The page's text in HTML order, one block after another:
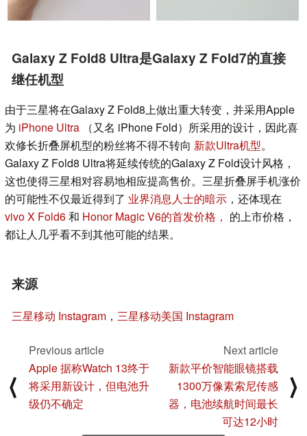
Galaxy Z Fold8 Ultra是Galaxy Z Fold7的直接
继任机型
由于三星将在Galaxy Z Fold8上做出重大转变，并采用Apple
为 iPhone Ultra （又名 iPhone Fold）所采用的设计，因此喜
欢修长折叠屏机型的粉丝将不得不转向 新款Ultra机型。
Galaxy Z Fold8 Ultra将延续传统的Galaxy Z Fold设计风格，
这也使得三星相对容易地相应提高售价。三星折叠屏手机涨价
的可能性不仅最近得到了 业界消息人士的暗示 ，还体现在
vivo X Fold6和 Honor Magic V6的首发价格， 的上市价格，
都让人几乎看不到其他可能的结果。
来源
三星移动 Instagram ， 三星移动美国 Instagram
⟨
Previous article
Apple 据称Watch 13终于
将采用新设计，但电池升
级仍不确定
Next article
新款平价智能眼镜搭载
1300万像素索尼传感
器，电池续航时间最长
可达12小时
⟩